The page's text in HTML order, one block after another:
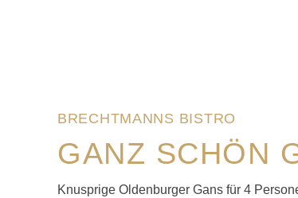
BRECHTMANNS BISTRO
GANZ SCHÖN
Knusprige Oldenburger Gans für 4